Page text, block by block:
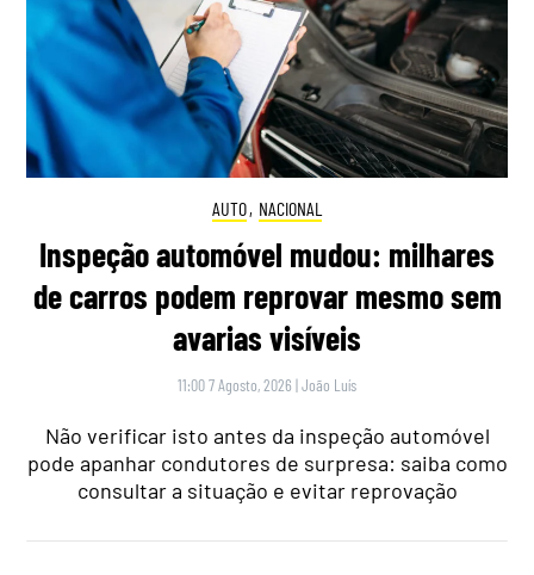
AUTO, NACIONAL
Inspeção automóvel mudou: milhares
de carros podem reprovar mesmo sem
avarias visíveis
11:00 7 Agosto, 2026 |João Luís
Não verificar isto antes da inspeção automóvel
pode apanhar condutores de surpresa: saiba como
consultar a situação e evitar reprovação